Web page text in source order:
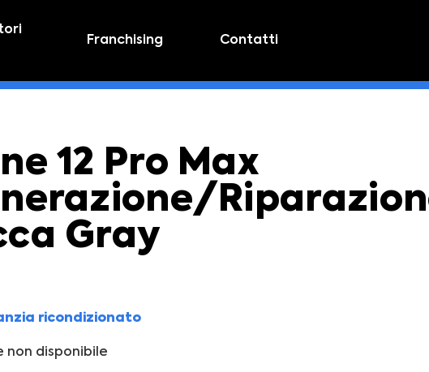
Franchising Contatti
12 Pro Max
Gray
ricondizionato
disponibile